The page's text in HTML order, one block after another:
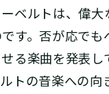
ベルトは、偉大
す。否が応でも
る楽曲を発表
トの音楽への向